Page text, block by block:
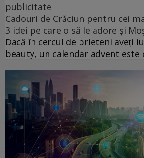
publicitate
Cadouri de Crăciun pentru cei
3 idei pe care o să le adore și
Dacă în cercul de prieteni aveți
beauty, un calendar advent este